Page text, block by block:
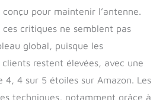
pour maintenir l’antenne.
ces critiques ne semblent pas
global, puisque les
restent élevées, avec une
4, 4 sur 5 étoiles sur Amazon. Les
techniques, notamment grâce à